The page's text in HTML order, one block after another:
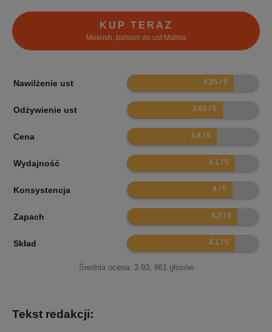
KUP TERAZ
Mokosh, balsam do ust Malina
Nawilżenie ust 8.1
Odżywienie ust 7.3
Cena 6.8
Wydajność 8.2
Konsystencja 8
Zapach 8.4
Skład 8.2
Średnia ocena: 3.93, 861głosów
Tekst redakcji: